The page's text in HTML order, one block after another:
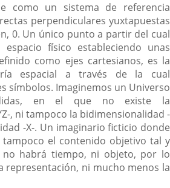
como un sistema de referencia
perpendiculares yuxtapuestas
0. Un único punto a partir del cual
físico estableciendo unas
como ejes cartesianos, es la
espacial a través de la cual
símbolos. Imaginemos un Universo
en el que no existe la
, ni tampoco la bidimensionalidad -
-X-. Un imaginario ficticio donde
el contenido objetivo tal y
no habrá tiempo, ni objeto, por lo
representación, ni mucho menos la